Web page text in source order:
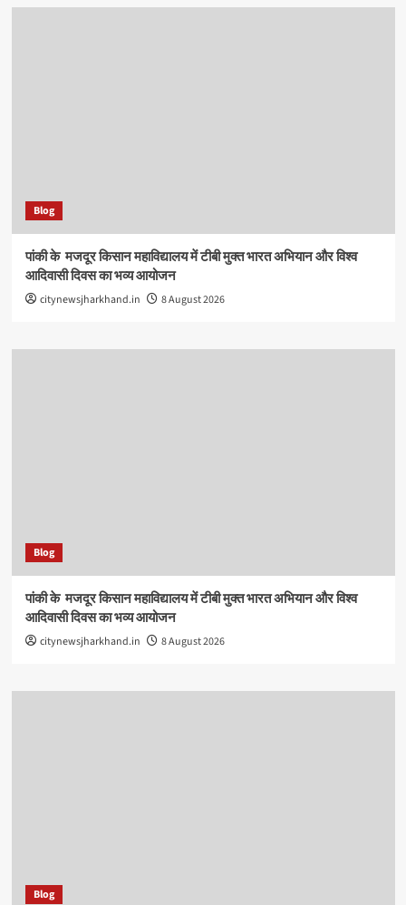
Blog
पांकी के ​ मजदूर किसान महाविद्यालय में टीबी मुक्त भारत अभियान और विश्व
आदिवासी दिवस का भव्य आयोजन
citynewsjharkhand.in 8 August 2026
Blog
पांकी के ​ मजदूर किसान महाविद्यालय में टीबी मुक्त भारत अभियान और विश्व
आदिवासी दिवस का भव्य आयोजन
citynewsjharkhand.in 8 August 2026
Blog